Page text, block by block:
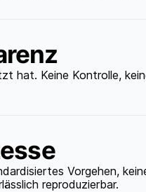
hat. Keine Kontrolle,
Vorgehen,
reproduzierbar.